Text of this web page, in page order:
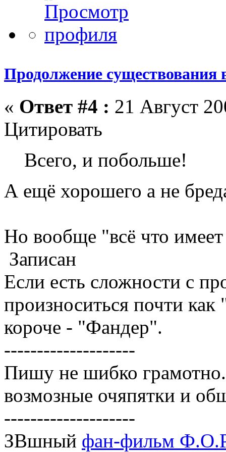
Продолжение существования
« Ответ #4 : 21 Август
Цитировать
Всего, и побольше!
А ещё хорошего а не
Но вообще "всё что
Записан
Если есть сложности с
произноситься почти
короче - "Фандер".
--------------------
Пишу не шибко
возмозные очяпятки и
--------------------
ЗВшный фан-фильм